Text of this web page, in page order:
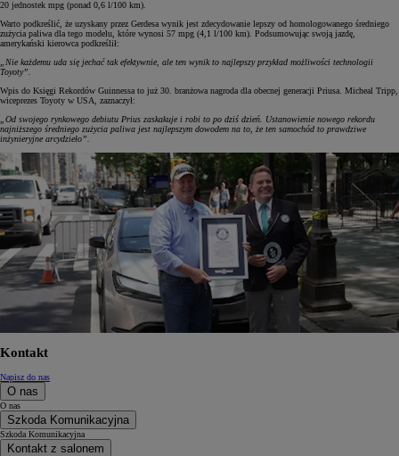
20 jednostek mpg (ponad 0,6 l/100 km).
Warto podkreślić, że uzyskany przez Gerdesa wynik jest zdecydowanie lepszy od homologowanego średniego
zużycia paliwa dla tego modelu, które wynosi 57 mpg (4,1 l/100 km). Podsumowując swoją jazdę,
amerykański kierowca podkreślił:
„Nie każdemu uda się jechać tak efektywnie, ale ten wynik to najlepszy przykład możliwości technologii
Toyoty”.
Wpis do Księgi Rekordów Guinnessa to już 30. branżowa nagroda dla obecnej generacji Priusa. Micheal Tripp,
wiceprezes Toyoty w USA, zaznaczył:
„Od swojego rynkowego debiutu Prius zaskakuje i robi to po dziś dzień. Ustanowienie nowego rekordu
najniższego średniego zużycia paliwa jest najlepszym dowodem na to, że ten samochód to prawdziwe
inżynieryjne arcydzieło”.
Kontakt
Napisz do nas
O nas
O nas
Szkoda Komunikacyjna
Szkoda Komunikacyjna
Kontakt z salonem